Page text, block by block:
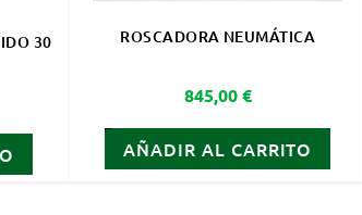
30 ROSCADORA NEUMÁTICA
Precio
845,00 €
AÑADIR AL CARRITO